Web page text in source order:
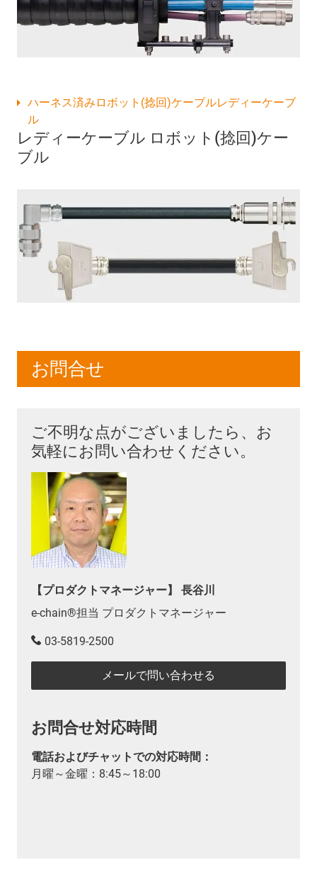
レディーケーブル ロボット(捻回)ケー
ブル
ハーネス済みロボット(捻回)ケーブルレディーケーブ
ル
お問合せ
ご不明な点がございましたら、お
気軽にお問い合わせください。
【プロダクトマネージャー】 長谷川
e-chain®担当 プロダクトマネージャー
03-5819-2500
メールで問い合わせる
お問合せ対応時間
電話およびチャットでの対応時間：
月曜～金曜：8:45～18:00